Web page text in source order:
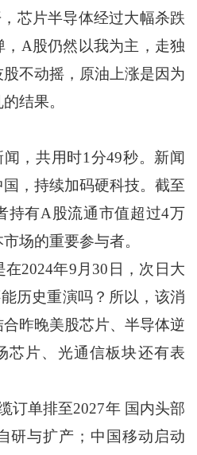
芯片半导体经过大幅杀跌
，A股仍然以我为主，走独
不动摇，原油上涨是因为
结果。
共用时1分49秒。新闻
，持续加码硬科技。截至
持有A股流通市值超过4万
场的重要参与者。
2024年9月30日，次日大
历史重演吗？所以，该消
昨晚美股芯片、半导体逆
芯片、光通信板块还有表
单排至2027年 国内头部
研与扩产；中国移动启动